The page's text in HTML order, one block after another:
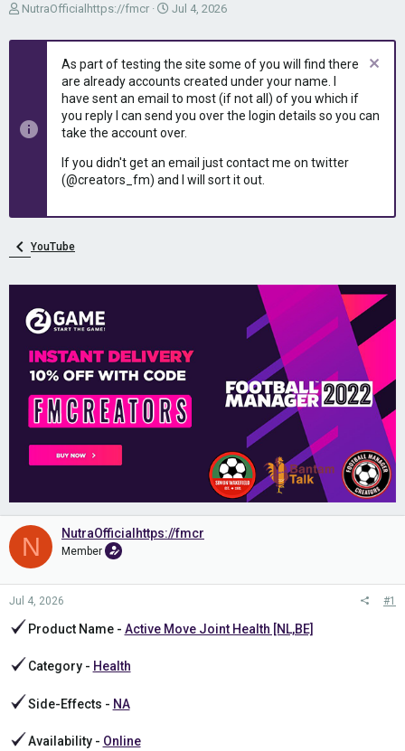
T
r
t
a
NutraOfficialhttps://fmcr
S
a
t
d
a
t
e
Jul 4, 2026
As part of testing the site some of you will find there
are already accounts created under your name. I
have sent an email to most (if not all) of you which if
you reply I can send you over the login details so you can
take the account over.
If you didn't get an email just contact me on twitter
(@creators_fm) and I will sort it out.
YouTube
N NutraOfficialhttps://fmcr
Member
Jul 4, 2026 #1
Product Name - Active Move Joint Health [NL,BE]
Category - Health
Side-Effects - NA
Availability - Online